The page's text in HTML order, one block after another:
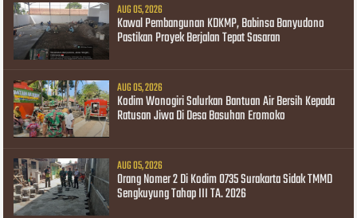
AUG 05, 2026
Kawal Pembangunan KDKMP, Babinsa Banyudono
Pastikan Proyek Berjalan Tepat Sasaran
AUG 05, 2026
Kodim Wonogiri Salurkan Bantuan Air Bersih Kepada
Ratusan Jiwa Di Desa Basuhan Eromoko
AUG 05, 2026
Orang Nomer 2 Di Kodim 0735 Surakarta Sidak TMMD
Sengkuyung Tahap III TA. 2026